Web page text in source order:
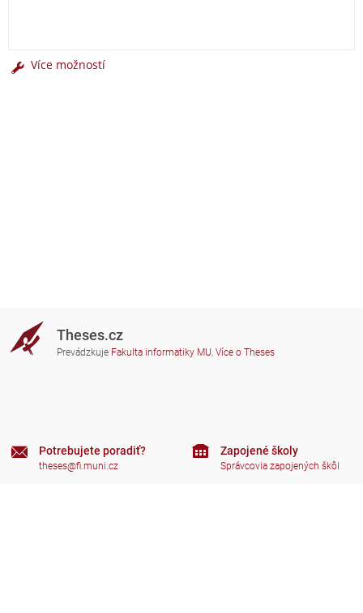
Více možností
Theses.cz
Prevádzkuje Fakulta informatiky MU, Více o Theses
Potrebujete poradiť?
theses@fi.muni.cz
Zapojené školy
Správcovia zapojených škôl